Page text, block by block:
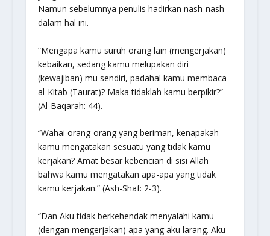
Namun sebelumnya penulis hadirkan nash-nash
dalam hal ini.
“Mengapa kamu suruh orang lain (mengerjakan)
kebaikan, sedang kamu melupakan diri
(kewajiban) mu sendiri, padahal kamu membaca
al-Kitab (Taurat)? Maka tidaklah kamu berpikir?”
(Al-Baqarah: 44).
“Wahai orang-orang yang beriman, kenapakah
kamu mengatakan sesuatu yang tidak kamu
kerjakan? Amat besar kebencian di sisi Allah
bahwa kamu mengatakan apa-apa yang tidak
kamu kerjakan.”(Ash-Shaf: 2-3).
“Dan Aku tidak berkehendak menyalahi kamu
(dengan mengerjakan) apa yang aku larang. Aku